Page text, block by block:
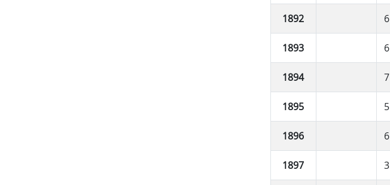
1892 6
1893 6
1894 7
1895 5
1896 6
1897 3